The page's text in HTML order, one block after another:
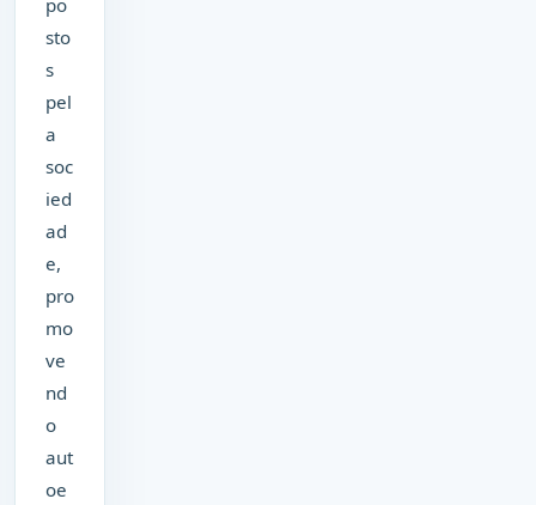
po
sto
s
pel
a
soc
ied
ad
e,
pro
mo
ve
nd
o
aut
oe